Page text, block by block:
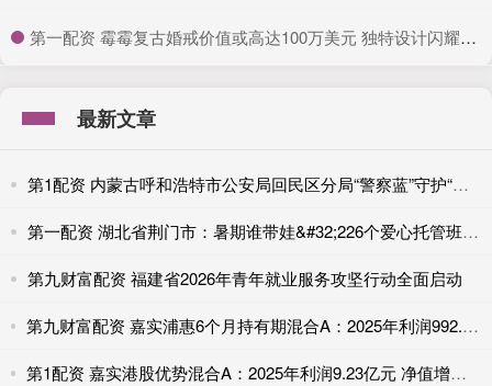
​第一配资 霉霉复古婚戒价值或高达100万美元 独特设计闪耀光芒
最新文章
第1配资 内蒙古呼和浩特市公安局回民区分局“警察蓝”守护“生态绿”
第一配资 湖北省荆门市：暑期谁带娃&#32;226个爱心托管班来照护
第九财富配资 福建省2026年青年就业服务攻坚行动全面启动
第九财富配资 嘉实浦惠6个月持有期混合A：2025年利润992.93万元 净值增长率3.9%
第1配资 嘉实港股优势混合A：2025年利润9.23亿元 净值增长率23.36%